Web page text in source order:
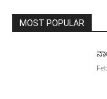
MOST POPULAR